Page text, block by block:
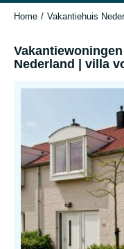
Home Vakantiehuis
Nederland | villa